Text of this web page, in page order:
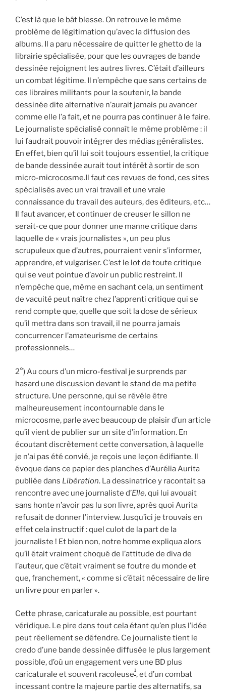
C’est là que le bât blesse. On retrouve le même
problème de légitimation qu’avec la diffusion des
albums. Il a paru nécessaire de quitter le ghetto de la
librairie spécialisée, pour que les ouvrages de bande
dessinée rejoignent les autres livres. C’était d’ailleurs
un combat légitime. Il n’empêche que sans certains de
ces libraires militants pour la soutenir, la bande
dessinée dite alternative n’aurait jamais pu avancer
comme elle l’a fait, et ne pourra pas continuer à le faire.
Le journaliste spécialisé connaît le même problème : il
lui faudrait pouvoir intégrer des médias généralistes.
En effet, bien qu’il lui soit toujours essentiel, la critique
de bande dessinée aurait tout intérêt à sortir de son
micro-microcosme.Il faut ces revues de fond, ces sites
spécialisés avec un vrai travail et une vraie
connaissance du travail des auteurs, des éditeurs, etc…
Il faut avancer, et continuer de creuser le sillon ne
serait-ce que pour donner une manne critique dans
laquelle de « vrais journalistes », un peu plus
scrupuleux que d’autres, pourraient venir s’informer,
apprendre, et vulgariser. C’est le lot de toute critique
qui se veut pointue d’avoir un public restreint. Il
n’empêche que, même en sachant cela, un sentiment
de vacuité peut naître chez l’apprenti critique qui se
rend compte que, quelle que soit la dose de sérieux
qu’il mettra dans son travail, il ne pourra jamais
concurrencer l’amateurisme de certains
professionnels…
2°) Au cours d’un micro-festival je surprends par
hasard une discussion devant le stand de ma petite
structure. Une personne, qui se révéle être
malheureusement incontournable dans le
microcosme, parle avec beaucoup de plaisir d’un article
qu’il vient de publier sur un site d’information. En
écoutant discrètement cette conversation, à laquelle
je n’ai pas été convié, je reçois une leçon édifiante. Il
évoque dans ce papier des planches d’Aurélia Aurita
publiée dans Libération. La dessinatrice y racontait sa
rencontre avec une journaliste d’Elle, qui lui avouait
sans honte n’avoir pas lu son livre, après quoi Aurita
refusait de donner l’interview. Jusqu’ici je trouvais en
effet cela instructif : quel culot de la part de la
journaliste ! Et bien non, notre homme expliqua alors
qu’il était vraiment choqué de l’attitude de diva de
l’auteur, que c’était vraiment se foutre du monde et
que, franchement, « comme si c’était nécessaire de lire
un livre pour en parler ».
Cette phrase, caricaturale au possible, est pourtant
véridique. Le pire dans tout cela étant qu’en plus l’idée
peut réellement se défendre. Ce journaliste tient le
credo d’une bande dessinée diffusée le plus largement
possible, d’où un engagement vers une BD plus
caricaturale et souvent racoleuse1, et d’un combat
incessant contre la majeure partie des alternatifs, sa